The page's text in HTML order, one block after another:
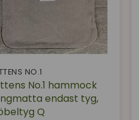
NO.1
No.1 hammock
endast tyg,
Q